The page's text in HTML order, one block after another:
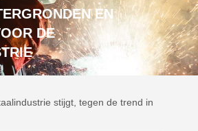
EN
DE
stijgt, tegen de trend in